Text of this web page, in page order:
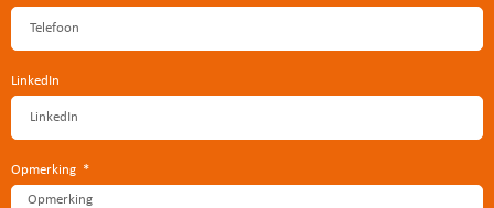
LinkedIn
Opmerking